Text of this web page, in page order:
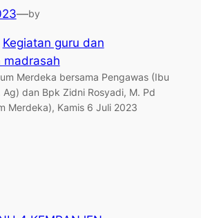
—by
Kegiatan guru dan
madrasah
Merdeka bersama Pengawas (Ibu
Ag) dan Bpk Zidni Rosyadi, M. Pd
Merdeka), Kamis 6 Juli 2023